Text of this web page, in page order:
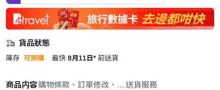
貨品狀態
庫存 可預購 最快 8月11日* 前送貨
商品内容購物條款、訂單修改、取消與退款政策
送貨服務